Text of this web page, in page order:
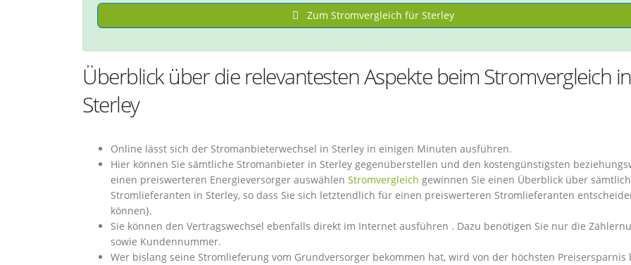
Zum Stromvergleich für Sterley
Überblick über die relevantesten Aspekte beim Stromvergleich in
Sterley
Online lässt sich der Stromanbieterwechsel in Sterley in einigen Minuten ausführen.
Hier können Sie sämtliche Stromanbieter in Sterley gegenüberstellen und den kostengünstigsten
einen preiswerteren Energieversorger auswählen Stromvergleich gewinnen Sie einen Überblick über
Stromlieferanten in Sterley, so dass Sie sich letztendlich für einen preiswerteren Stromlieferanten
können}.
Sie können den Vertragswechsel ebenfalls direkt im Internet ausführen . Dazu benötigen Sie nur die
sowie Kundennummer.
Wer bislang seine Stromlieferung vom Grundversorger bekommen hat, wird von der höchsten Preisersparnis